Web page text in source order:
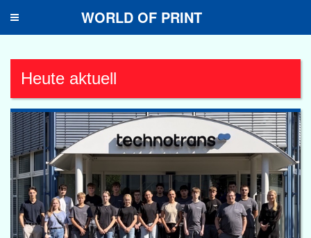
Toggle
WORLD OF PRINT
Heute aktuell